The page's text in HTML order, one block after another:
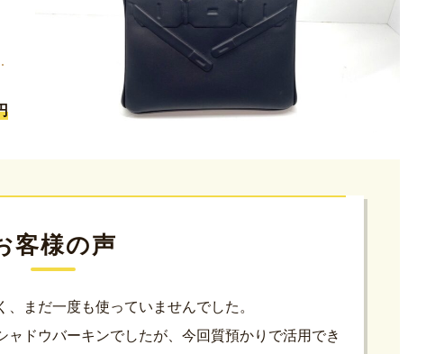
客様の声
まだ一度も使っていませんでした。
ドウバーキンでしたが、今回質預かりで活用でき